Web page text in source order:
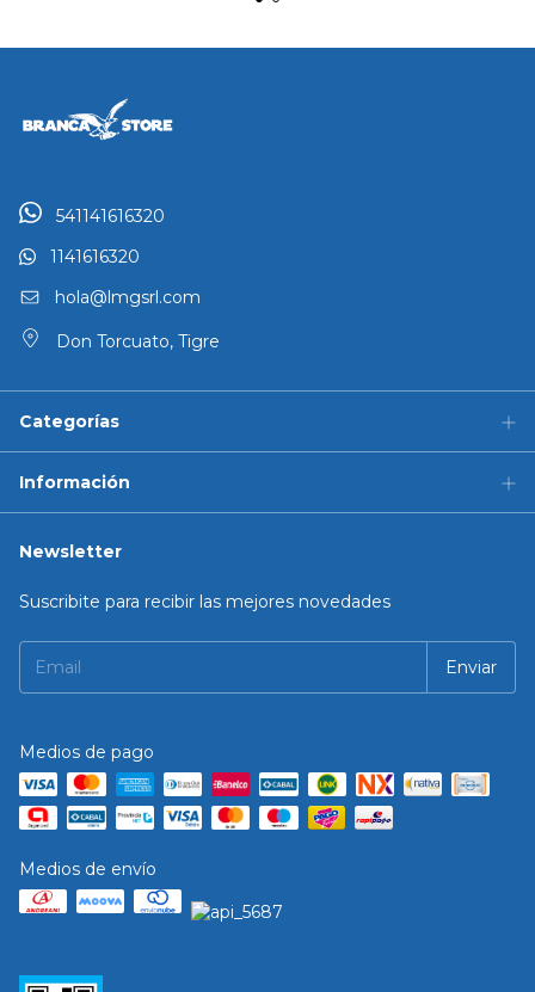
541141616320
1141616320
hola@lmgsrl.com
Don Torcuato, Tigre
Categorías
Información
Newsletter
Suscribite para recibir las mejores novedades
Medios de pago
Medios de envío